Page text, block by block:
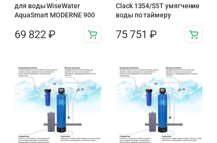
для воды WiseWater
AquaSmart MODERNE 900
69 822 ₽
Clack 1354/S5T умягчение
воды по таймеру
75 751 ₽